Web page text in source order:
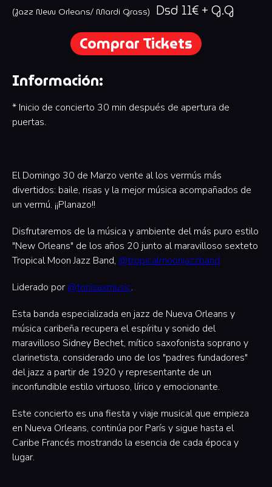
(Jazz New Orleans/ Mardi Grass) Dsd 11€ + G.G
Comprar Tickets
Información:
* Inicio de concierto 30 min después de apertura de
puertas.
El Domingo 30 de Marzo vente al los vermús más
divertidos: baile, risas y la mejor música acompañados de
un vermú. ¡¡Planazo!!
Disfrutaremos de la música y ambiente del más puro estilo
"New Orleans" de los años 20 junto al maravilloso sexteto
Tropical Moon Jazz Band, @tropicalmoonjazzband
Liderado por @tonisaxmusic.
Esta banda especializada en jazz de Nueva Orleans y
música caribeña recupera el espíritu y sonido del
maravilloso Sidney Bechet, mítico saxofonista soprano y
clarinetista, considerado uno de los "padres fundadores"
del jazz a partir de 1920 y representante de un
inconfundible estilo virtuoso, lírico y emocionante.
Este concierto es una fiesta y viaje musical que empieza
en Nueva Orleans, continúa por París y sigue hasta el
Caribe Francés mostrando la esencia de cada época y
lugar.